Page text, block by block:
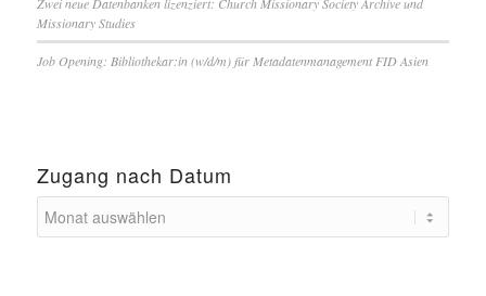
Missionary Studies
Job Opening: Bibliothekar:in (w/d/m) für Metadatenmanagement FID Asien
Zugang nach Datum